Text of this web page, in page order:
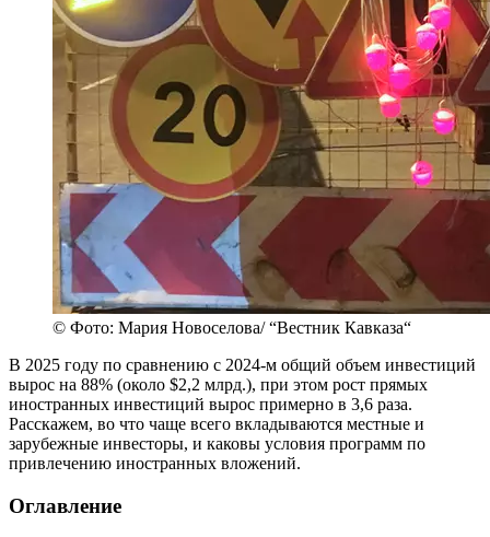
© Фото: Мария Новоселова/ “Вестник Кавказа“
В 2025 году по сравнению с 2024-м общий объем инвестиций
вырос на 88% (около $2,2 млрд.), при этом рост прямых
иностранных инвестиций вырос примерно в 3,6 раза.
Расскажем, во что чаще всего вкладываются местные и
зарубежные инвесторы, и каковы условия программ по
привлечению иностранных вложений.
Оглавление